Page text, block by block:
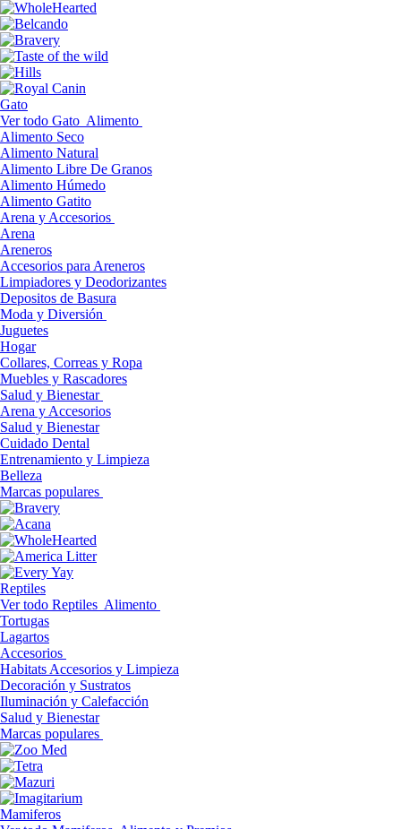
Gato
Ver todo Gato Alimento
Alimento Seco
Alimento Natural
Alimento Libre De Granos
Alimento Húmedo
Alimento Gatito
Arena y Accesorios
Arena
Areneros
Accesorios para Areneros
Limpiadores y Deodorizantes
Depositos de Basura
Moda y Diversión
Juguetes
Hogar
Collares, Correas y Ropa
Muebles y Rascadores
Salud y Bienestar
Arena y Accesorios
Salud y Bienestar
Cuidado Dental
Entrenamiento y Limpieza
Belleza
Marcas populares
Reptiles
Ver todo Reptiles Alimento
Tortugas
Lagartos
Accesorios
Habitats Accesorios y Limpieza
Decoración y Sustratos
Iluminación y Calefacción
Salud y Bienestar
Marcas populares
Mamiferos